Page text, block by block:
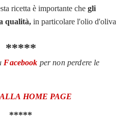
ricetta è importante chegli
qualità, in particolare l'olio d'oliva
*****
Facebook per non perdere le
HOME PAGE
*****